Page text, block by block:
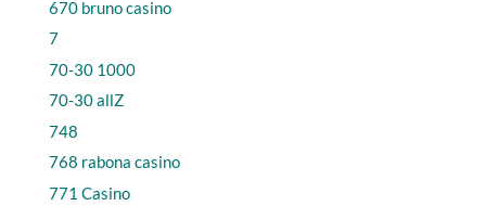
670 bruno casino
7
70-30 1000
70-30 allZ
748
768 rabona casino
771 Casino